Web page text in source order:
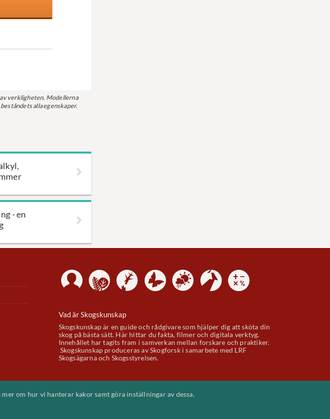
verkligheten. Modellerna
alla egenskaper.
- en
Vad är Skogskunskap
Skogskunskap är en guide och rådgivare som hjälper dig att sköta din
skog på bästa sätt. Här hittar du fakta, filmer och digitala verktyg.
Innehållet har tagits fram i samverkan mellan forskare och praktiker.
Skogskunskap produceras av Skogforsk i samarbete med LRF
Skogsägarna och Skogsstyrelsen.
om hur vi hanterar kakor samt göra inställningar av dessa.